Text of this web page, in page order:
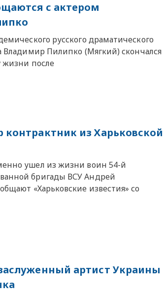
с актером
русского драматического
Владимир Пилипко (Мягкий) скончался
жизни после
из Харьковской
ушел из жизни воин 54-й
бригады ВСУ Андрей
«Харьковские известия» со
артист Украины